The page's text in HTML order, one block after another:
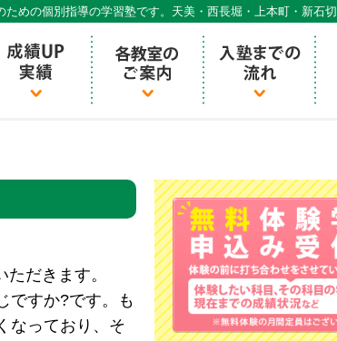
めの個別指導の学習塾です。天美・西長堀・上本町・新石切
だきます。
ですか?です。も
なっており、そ